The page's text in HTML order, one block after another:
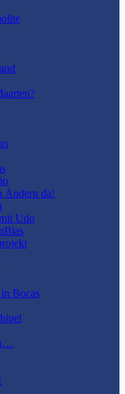
Ändern da!
Udo
Bocas